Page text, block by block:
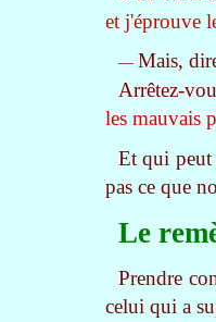
et j'éprouve
— Mais,
Arrêtez-
les mauvais
Et qui peut
pas ce que
Le
Prendre
celui qui a